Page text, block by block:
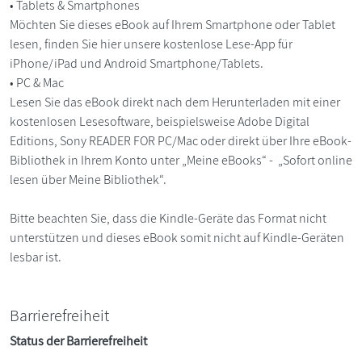
• Tablets & Smartphones
Möchten Sie dieses eBook auf Ihrem Smartphone oder Tablet
lesen, finden Sie hier unsere kostenlose Lese-App für
iPhone/iPad und Android Smartphone/Tablets.
• PC & Mac
Lesen Sie das eBook direkt nach dem Herunterladen mit einer
kostenlosen Lesesoftware, beispielsweise Adobe Digital
Editions, Sony READER FOR PC/Mac oder direkt über Ihre eBook-
Bibliothek in Ihrem Konto unter „Meine eBooks“ - „Sofort online
lesen über Meine Bibliothek“.
Bitte beachten Sie, dass die Kindle-Geräte das Format nicht
unterstützen und dieses eBook somit nicht auf Kindle-Geräten
lesbar ist.
Barrierefreiheit
Status der Barrierefreiheit